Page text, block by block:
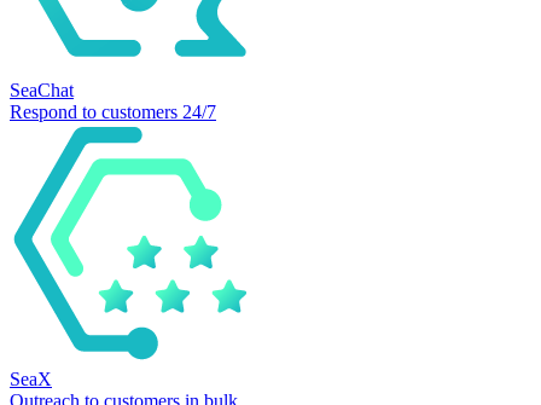
SeaChat
Respond to customers 24/7
SeaX
Outreach to customers in bulk